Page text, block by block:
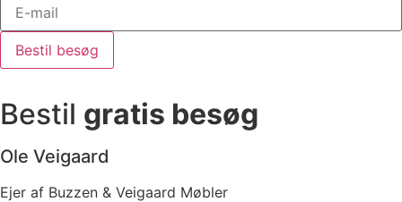
Bestil besøg
Bestil gratis besøg
Ole Veigaard
Ejer af Buzzen & Veigaard Møbler